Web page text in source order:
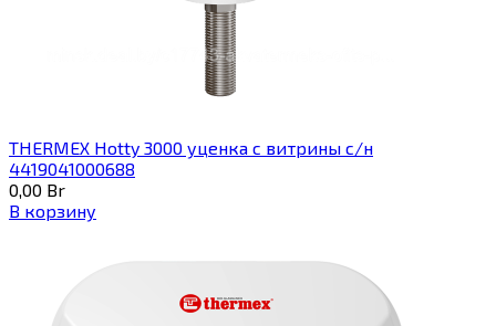
THERMEX Hotty 3000 уценка с витрины с/н
4419041000688
0,00 Br
В корзину